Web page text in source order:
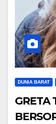
DUNIA BARAT
GRETA